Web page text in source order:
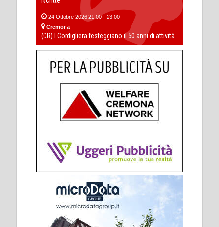
24 Ottobre 2026 21:00 - 23:00
Cremona
(CR) I Cordigliera festeggiano il 50 anni di attività